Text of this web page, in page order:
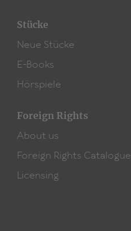
Stücke
Neue Stücke
E-Books
Hörspiele
Foreign Rights
About us
Foreign Rights Catalogue
Licensing